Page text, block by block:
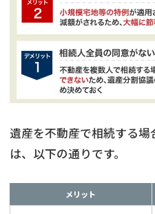
遺産を不動産で相続する
は、以下の通りです。
メリット